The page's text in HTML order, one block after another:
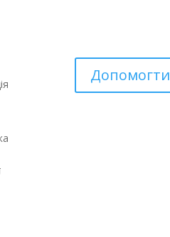
Допомогти